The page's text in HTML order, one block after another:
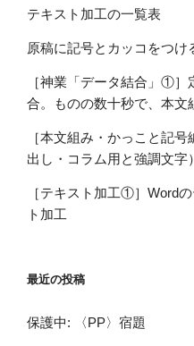
テキスト加工の一覧表
原稿に記号とカッコをつけ
［神業「データ結合」①
合。ものの数十秒で、本文
［本文組み・かっこと記
出し・コラム用と強調文字）
［テキスト加工①］Word
ト加工
最近の投稿
保護中: 〈PP〉宿題